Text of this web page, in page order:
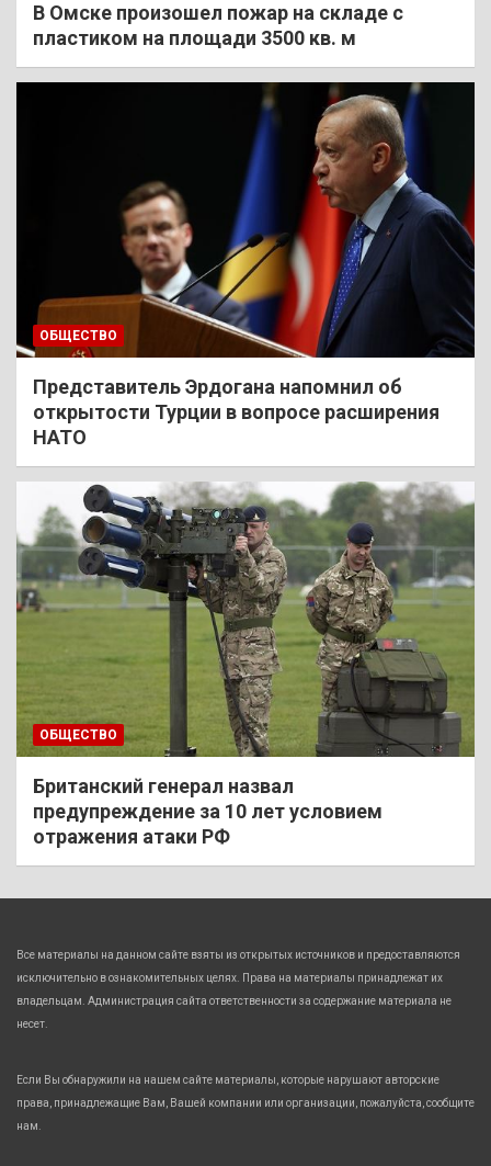
В Омске произошел пожар на складе с
пластиком на площади 3500 кв. м
ОБЩЕСТВО
Представитель Эрдогана напомнил об
открытости Турции в вопросе расширения
НАТО
ОБЩЕСТВО
Британский генерал назвал
предупреждение за 10 лет условием
отражения атаки РФ
Все материалы на данном сайте взяты из открытых источников и предоставляются
исключительно в ознакомительных целях. Права на материалы принадлежат их
владельцам. Администрация сайта ответственности за содержание материала не
несет.
Если Вы обнаружили на нашем сайте материалы, которые нарушают авторские
права, принадлежащие Вам, Вашей компании или организации, пожалуйста, сообщите
нам.